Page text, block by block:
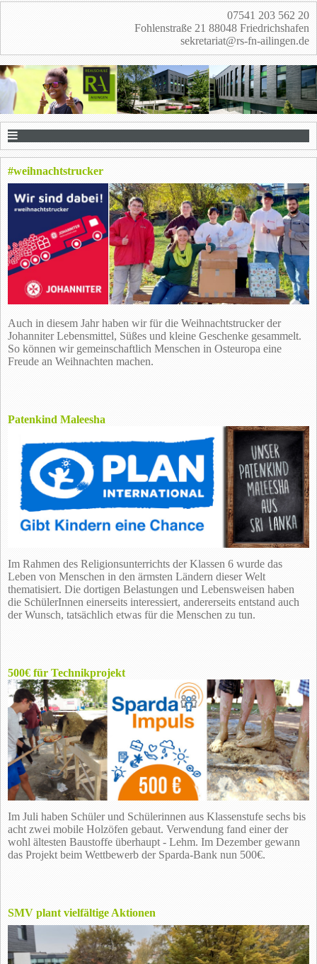
07541 203 562 20
Fohlenstraße 21 88048 Friedrichshafen
sekretariat@rs-fn-ailingen.de
#weihnachtstrucker
Auch in diesem Jahr haben wir für die Weihnachtstrucker der
Johanniter Lebensmittel, Süßes und kleine Geschenke gesammelt.
So können wir gemeinschaftlich Menschen in Osteuropa eine
Freude an Weihnachten machen.
Patenkind Maleesha
Im Rahmen des Religionsunterrichts der Klassen 6 wurde das
Leben von Menschen in den ärmsten Ländern dieser Welt
thematisiert. Die dortigen Belastungen und Lebensweisen haben
die SchülerInnen einerseits interessiert, andererseits entstand auch
der Wunsch, tatsächlich etwas für die Menschen zu tun.
500€ für Technikprojekt
Im Juli haben Schüler und Schülerinnen aus Klassenstufe sechs bis
acht zwei mobile Holzöfen gebaut. Verwendung fand einer der
wohl ältesten Baustoffe überhaupt - Lehm. Im Dezember gewann
das Projekt beim Wettbewerb der Sparda-Bank nun 500€.
SMV plant vielfältige Aktionen